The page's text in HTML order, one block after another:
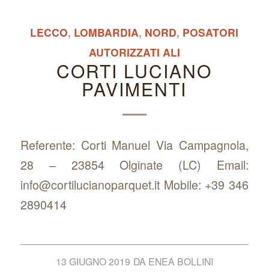
LECCO, LOMBARDIA, NORD, POSATORI
AUTORIZZATI ALI
CORTI LUCIANO
PAVIMENTI
Referente: Corti Manuel Via Campagnola,
28 – 23854 Olginate (LC) Email:
info@cortilucianoparquet.it Mobile: +39 346
2890414
13 GIUGNO 2019 DA ENEA BOLLINI